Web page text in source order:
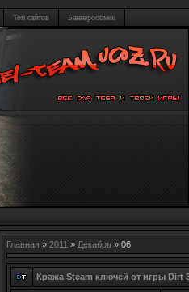
Топ сайтов Баннерообмен
Главная » 2011 » Декабрь » 06
Кража Steam ключей от игры Dirt